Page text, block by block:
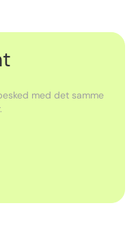
med det samme